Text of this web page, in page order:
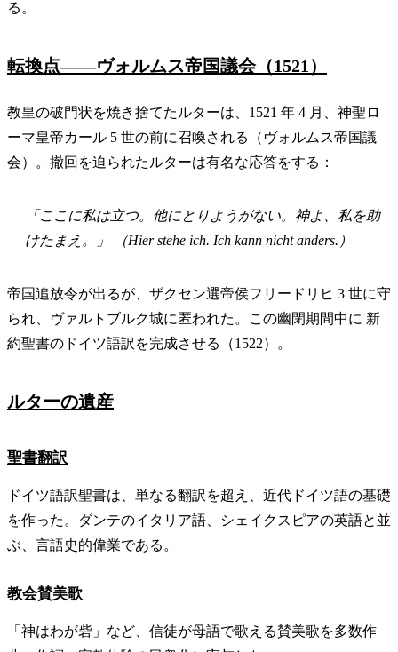
る。
転換点——ヴォルムス帝国議会（1521）
教皇の破門状を焼き捨てたルターは、1521 年 4 月、神聖ロ
ーマ皇帝カール 5 世の前に召喚される（ヴォルムス帝国議
会）。撤回を迫られたルターは有名な応答をする：
「ここに私は立つ。他にとりようがない。神よ、私を助
けたまえ。」 （Hier stehe ich. Ich kann nicht anders. ）
帝国追放令が出るが、ザクセン選帝侯フリードリヒ 3 世に守
られ、ヴァルトブルク城に匿われた。この幽閉期間中に 新
約聖書のドイツ語訳を完成させる（1522）。
ルターの遺産
聖書翻訳
ドイツ語訳聖書は、単なる翻訳を超え、近代ドイツ語の基礎
を作った。ダンテのイタリア語、シェイクスピアの英語と並
ぶ、言語史的偉業である。
教会賛美歌
「神はわが砦」など、信徒が母語で歌える賛美歌を多数作